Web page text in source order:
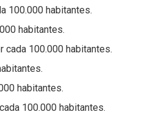
100.000 habitantes.
habitantes.
cada 100.000 habitantes.
habitantes.
100.000 habitantes.